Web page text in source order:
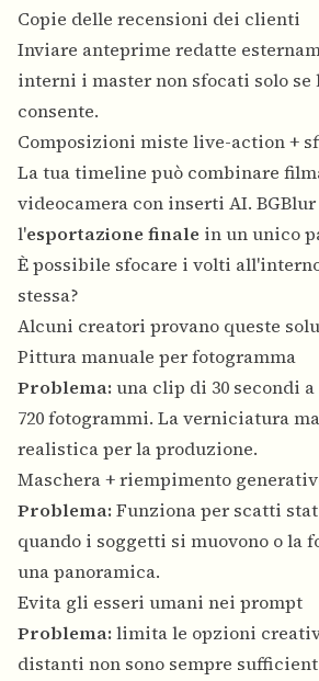
Copie delle recensioni dei clienti
Inviare anteprime redatte
interni i master non sfocati solo
consente.
Composizioni miste live-action +
La tua timeline può combinare
videocamera con inserti AI.
l'esportazione finale in un unico
È possibile sfocare i volti
stessa?
Alcuni creatori provano queste
Pittura manuale per fotogramma
Problema: una clip di 30 secondi
720 fotogrammi. La verniciatura
realistica per la produzione.
Maschera + riempimento
Problema: Funziona per scatti
quando i soggetti si muovono o la
una panoramica.
Evita gli esseri umani nei prompt
Problema: limita le opzioni
distanti non sono sempre